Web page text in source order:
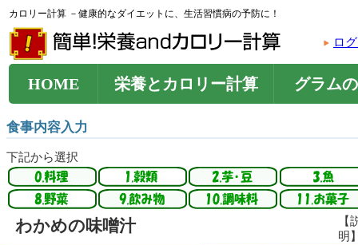
カロリー計算 －健康的なダイエットに、生活習慣病の予防に！
ロ
HOME 栄養とカロリー計算 グラム
食事内容入力
下記から選択
わかめの味噌汁
【
明